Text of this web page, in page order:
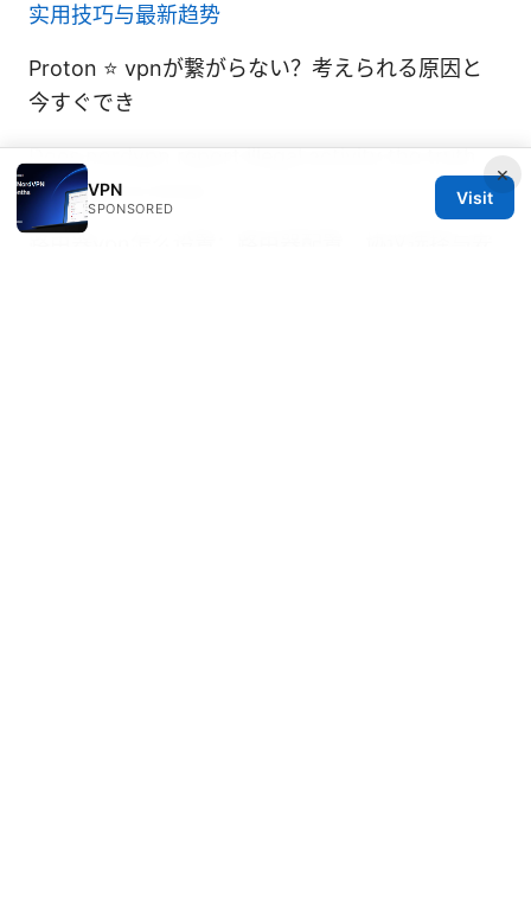
实用技巧与最新趋势
Proton ⭐ vpnが繋がらない？考えられる原因と
今すぐでき
Does nordvpn report illegal activity the truth
you need to know
×
VPN
SPONSORED
Visit